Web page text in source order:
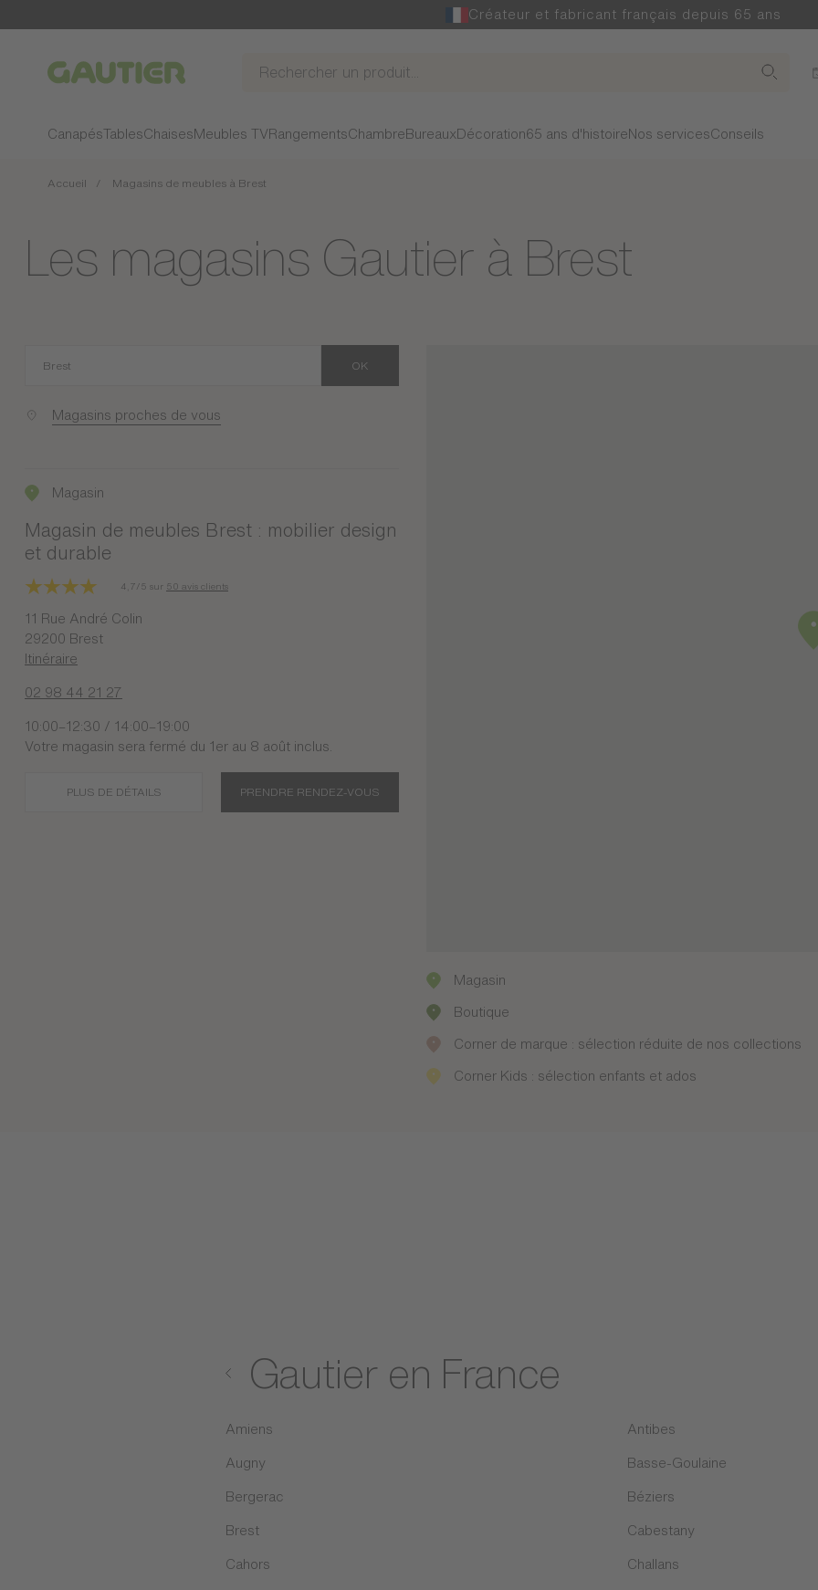
Créateur et fabricant français depuis 65 ans
Gautier
CanapésTablesChaises Meubles TV RangementsChambre Bureaux Décoration65 ans d'histoire Nos servicesConseils
Accueil Magasins de meubles à Brest
Les magasins Gautier à Brest
OK
Magasins proches de vous
Magasin
Magasin de meubles Brest : mobilier design
et durable
4,7/5 sur 50 avis clients
11 Rue André Colin
29200 Brest
Itinéraire
02 98 44 21 27
10:00–12:30 / 14:00–19:00
Votre magasin sera fermé du 1er au 8 août inclus.
PLUS DE DÉTAILS PRENDRE RENDEZ-VOUS
Magasin
Boutique
Corner de marque : sélection réduite de nos collections
Corner Kids : sélection enfants et ados
Gautier en France
Amiens Antibes
Augny Basse-Goulaine
Bergerac Béziers
Brest Cabestany
Cahors Challans